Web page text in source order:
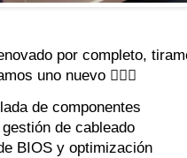
por completo,
uno nuevo 👌🏼😎
de componentes
de cableado
BIOS y optimización